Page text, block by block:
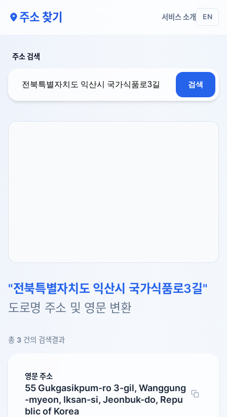
주소 찾기 서비스 소개 EN
주소 검색
검색
"전북특별자치도 익산시 국가식품로3길"
도로명 주소 및 영문 변환
총 3 건의 검색결과
영문 주소
55 Gukgasikpum-ro 3-gil, Wanggung
-myeon, Iksan-si, Jeonbuk-do, Repu
blic of Korea